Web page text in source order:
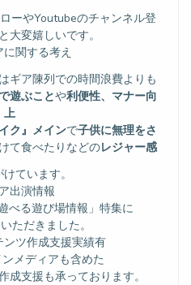
ーやYoutubeのチャンネル登
大変嬉しいです。
関する考え
ギア陳列での時間浪費よりも
遊ぶことや利便性、マナー向
上
ク』メインで子供に無理をさ
て食べたりなどのレジャー感
ています。
出演情報
べる遊び場情報」特集に
ただきました。
ツ作成支援実績有
メディアも含めた
成支援も承っております。